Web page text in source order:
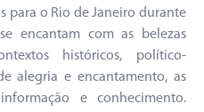
para o Rio de Janeiro durante
encantam com as belezas
históricos, político-
alegria e encantamento, as
e conhecimento.